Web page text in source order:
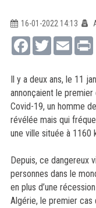
16-01-2022 14:13
FacebookTwitterEmail
Il y a deux ans, le 11
annonçaient le
Covid-19, un homme
révélée mais qui
une ville située à 1160
Depuis, ce dangereux
personnes dans le
en plus d’une
Algérie, le premier